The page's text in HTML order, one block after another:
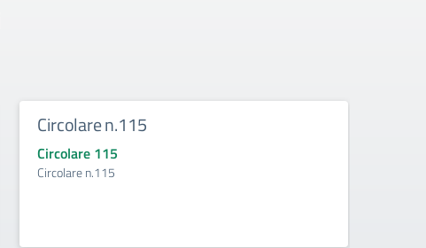
Circolare n.115
Circolare 115
Circolare n.115